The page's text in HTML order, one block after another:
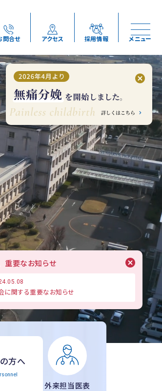
問合せ アクセス 採用情報 メニュー
重要なお知らせ
に関する重要なお知らせ
方へ
外来担当医表